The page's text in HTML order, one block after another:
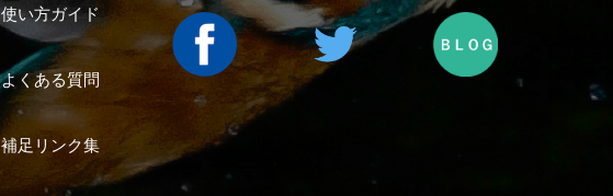
使い方ガイド
よくある質問
補足リンク集